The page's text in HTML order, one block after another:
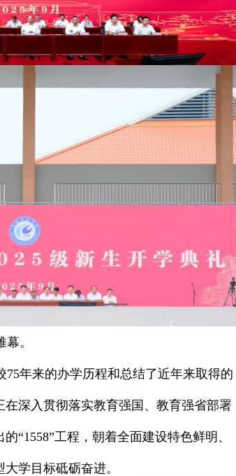
。
年来的办学历程和总结了近年来取得的
深入贯彻落实教育强国、教育强省部署
“1558”工程，朝着全面建设特色鲜明、
学目标砥砺奋进。